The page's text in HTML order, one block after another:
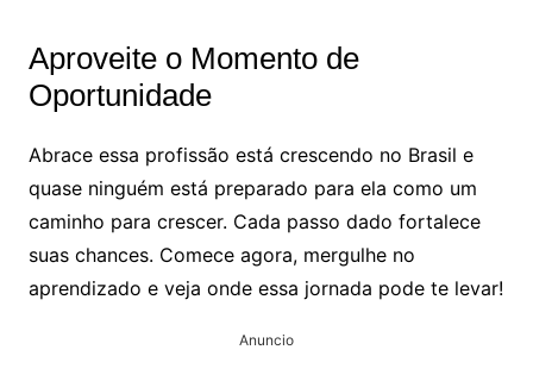
Aproveite o Momento de
Oportunidade
Abrace essa profissão está crescendo no Brasil e
quase ninguém está preparado para ela como um
caminho para crescer. Cada passo dado fortalece
suas chances. Comece agora, mergulhe no
aprendizado e veja onde essa jornada pode te levar!
Anuncio